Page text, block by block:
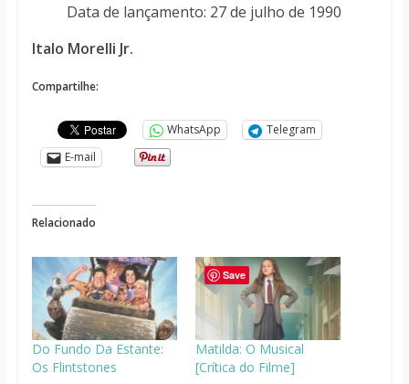
Data de lançamento: 27 de julho de 1990
Italo Morelli Jr.
Compartilhe:
WhatsApp
Telegram
E-mail
Relacionado
Do Fundo Da Estante:
Os Flintstones
Matilda: O Musical
[Crítica do Filme]
Save